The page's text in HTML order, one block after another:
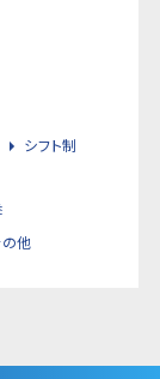
シフト制
他